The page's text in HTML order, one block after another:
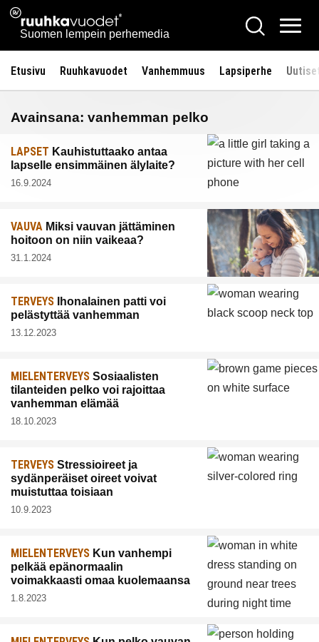
Siirry
sisältöön
Ruuhkavuodet.fi
Suomen lempein perhemedia
Hae
Etusivu Ruuhkavuodet Vanhemmuus Lapsiperhe
Avainsana: vanhemman pelko
LAPSET Kauhistuttaako antaa
lapselle ensimmäinen älylaite?
16.9.2024
VAUVA Miksi vauvan jättäminen
hoitoon on niin vaikeaa?
31.1.2024
TERVEYS Ihonalainen patti voi
pelästyttää vanhemman
13.12.2023
MIELENTERVEYS Sosiaalisten
tilanteiden pelko voi rajoittaa
vanhemman elämää
18.10.2023
TERVEYS Stressioireet ja
sydänperäiset oireet voivat
muistuttaa toisiaan
10.9.2023
MIELENTERVEYS Kun vanhempi
pelkää epänormaalin
voimakkaasti omaa kuolemaansa
1.8.2023